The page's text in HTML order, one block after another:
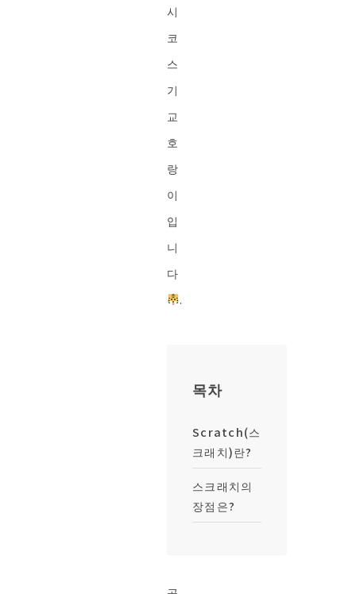
시
코
스
기
교
호
랑
이
입
니
다
.
목차
Scratch(스
크래치)란?
스크래치의
장점은?